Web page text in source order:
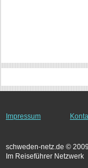
Impressum
schweden-netz.de ©
Im Reiseführer Netzwerk